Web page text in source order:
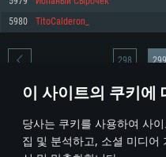
이 사이트의 쿠키에
당사는 쿠키를 사용하여 사
집 및 분석하고, 소셜 미디어
570 혹은 그 이상
여유 저장 공간: 62.2 GB (전체 클라
네트워크: 브로드밴드 인터넷
여유 저장 공간: 62.2 GB (전체 클라
메모리: 16 GB
그래픽 카드: Vulkan 을 지원하고,
1060 (6개월 미만) 혹은 그와 동급
지원하는 AMD RX 570 (6개월 미만;
여유 저장 공간: 62.2 GB (전체 클라
5980 TitoCalderon_
* 순위표는 매일 1회 갱신됩니다
298 299